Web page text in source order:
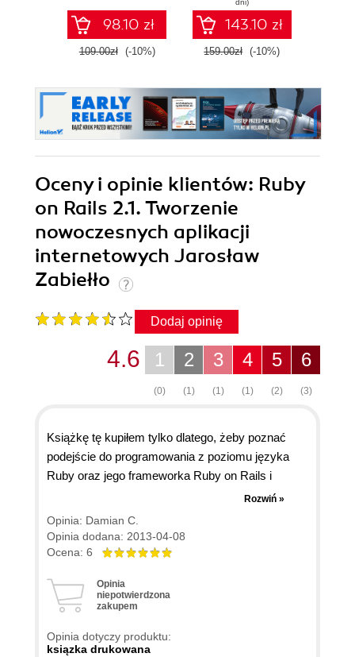
98.10 zł
109.00zł (-10%)
performance Ruby
code
143.10 zł
159.00zł (-10%)
Oceny i opinie klientów: Ruby
on Rails 2.1. Tworzenie
nowoczesnych aplikacji
internetowych Jarosław
Zabiełło
Dodaj opinię
6
(3)
5
(2)
4
(1)
3
(1)
2
(1)
1
(0)
4.6
Książkę tę kupiłem tylko dlatego, żeby poznać
podejście do programowania z poziomu języka
Ruby oraz jego frameworka Ruby on Rails i
oczekiwania w 100%, dlatego daję maksymalną
ocenę. Myślę, że dla kogoś, kto wiąże swoją
przyszłość z Ruby on Rails jest to również trafna
Rozwiń »
Opinia: Damian C.
Opinia dodana: 2013-04-08
Ocena: 6
Opinia
niepotwierdzona
zakupem
Opinia dotyczy produktu:
ksiązka drukowana